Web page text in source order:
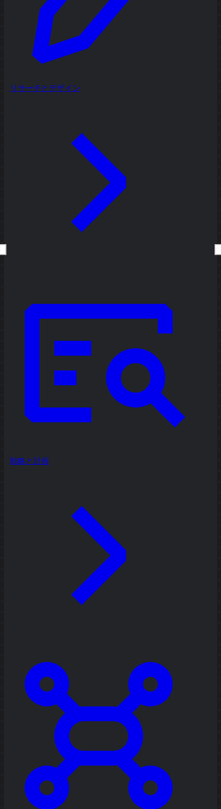
リサーチとデザイン
戦略と計画